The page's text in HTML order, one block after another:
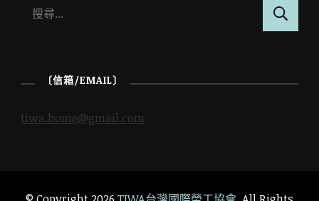
字:
〔信箱/EMAIL〕
tiwa.home@gmail.com